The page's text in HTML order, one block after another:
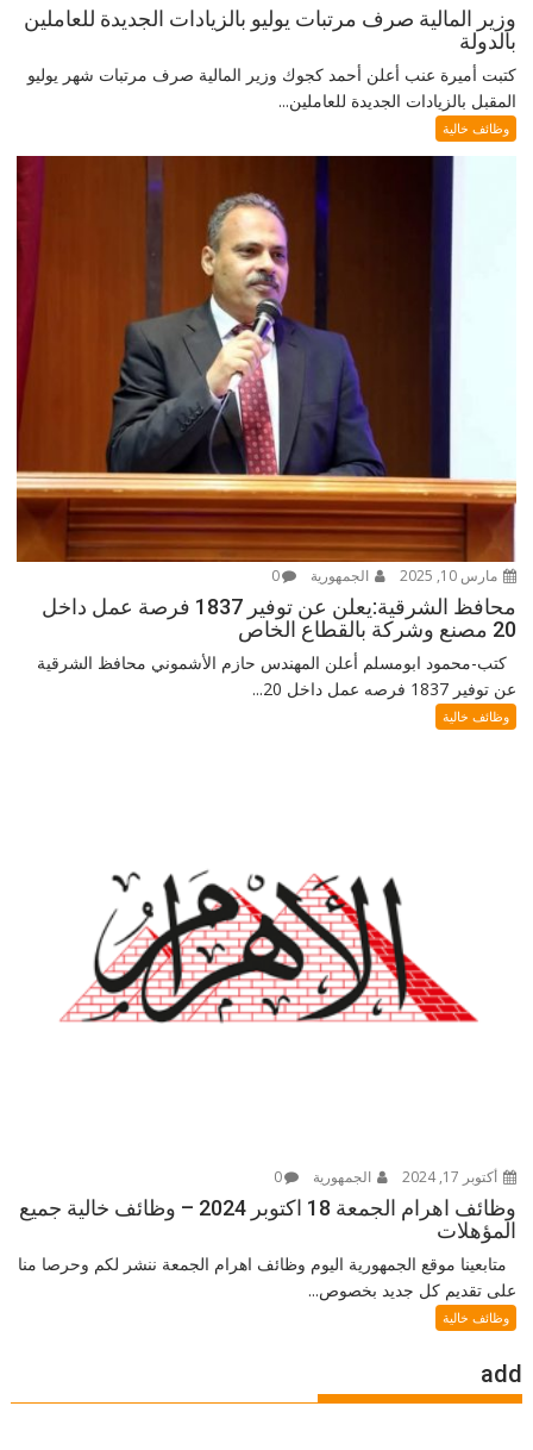
وزير المالية صرف مرتبات يوليو بالزيادات الجديدة للعاملين
بالدولة
كتبت أميرة عنب أعلن أحمد كجوك وزير المالية صرف مرتبات شهر يوليو
المقبل بالزيادات الجديدة للعاملين...
وظائف خالية
مارس 10, 2025 الجمهورية 0
محافظ الشرقية:يعلن عن توفير 1837 فرصة عمل داخل
20 مصنع وشركة بالقطاع الخاص
كتب-محمود ابومسلم أعلن المهندس حازم الأشموني محافظ الشرقية
عن توفير 1837 فرصه عمل داخل 20...
وظائف خالية
أكتوبر 17, 2024 الجمهورية 0
وظائف اهرام الجمعة 18 اكتوبر 2024 – وظائف خالية جميع
المؤهلات
متابعينا موقع الجمهورية اليوم وظائف اهرام الجمعة ننشر لكم وحرصا منا
على تقديم كل جديد بخصوص...
وظائف خالية
add